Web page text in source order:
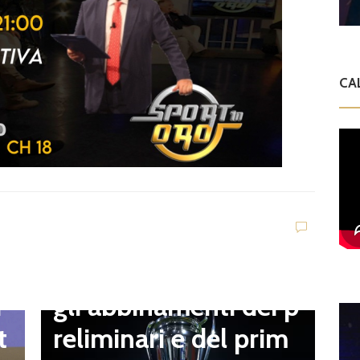
gli abbinamenti dei p
reliminari e del prim